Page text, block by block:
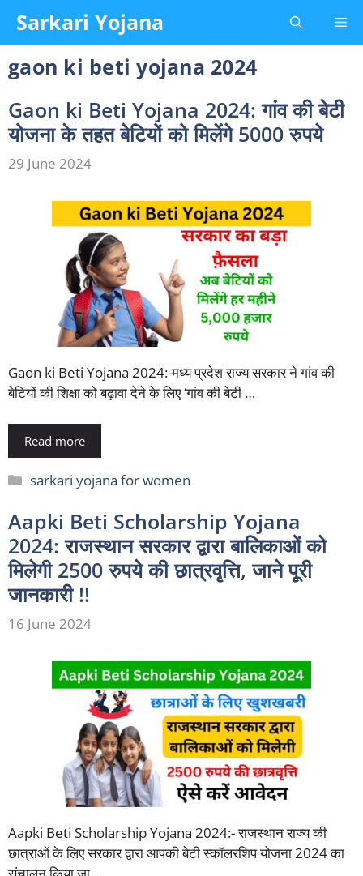
content
Sarkari Yojana
gaon ki beti yojana 2024
Gaon ki Beti Yojana 2024: गांव की बेटी
योजना के तहत बेटियों को मिलेंगे 5000 रुपये
29 June 2024
Gaon ki Beti Yojana 2024:-मध्य प्रदेश राज्य सरकार ने गांव की
बेटियों की शिक्षा को बढ़ावा देने के लिए ‘गांव की बेटी …
Read more
Categories
sarkari yojana for women
Aapki Beti Scholarship Yojana
2024: राजस्थान सरकार द्वारा बालिकाओं को
मिलेगी 2500 रुपये की छात्रवृत्ति, जाने पूरी
जानकारी !!
16 June 2024
Aapki Beti Scholarship Yojana 2024:- राजस्थान राज्य की
छात्राओं के लिए सरकार द्वारा आपकी बेटी स्कॉलरशिप योजना 2024 का